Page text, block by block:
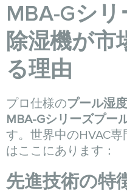
MBA-Gシ
除湿機が市
る理由
プロ仕様のプール湿度
MBA-Gシリーズプー
す。世界中のHVAC
はここにあります：
先進技術の特